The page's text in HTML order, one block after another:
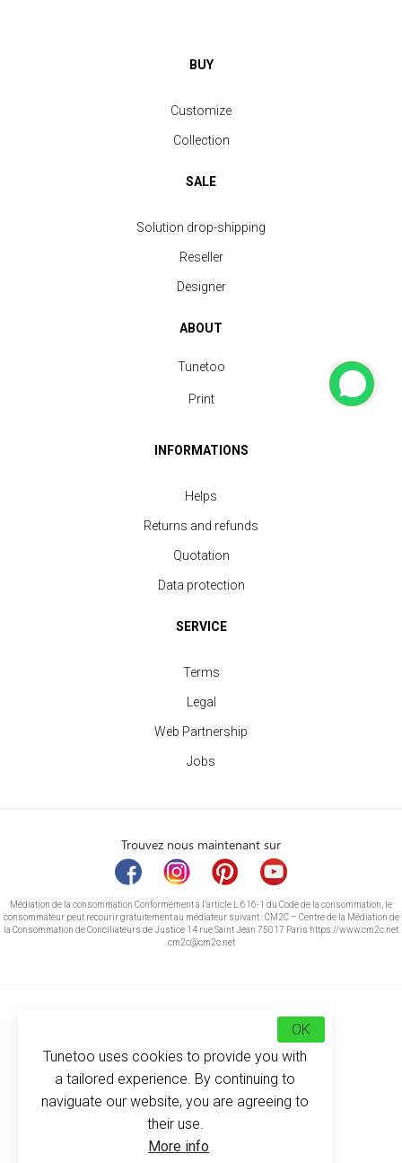
BUY
Customize
Collection
SALE
Solution drop-shipping
Reseller
Designer
ABOUT
Tunetoo
Print
INFORMATIONS
Helps
Returns and refunds
Quotation
Data protection
SERVICE
Terms
Legal
Web Partnership
Jobs
Trouvez nous maintenant sur
Médiation de la consommation Conformément à l’article L.616-1 du Code de la consommation, le
consommateur peut recourir gratuitement au médiateur suivant : CM2C – Centre de la Médiation de
la Consommation de Conciliateurs de Justice 14 rue Saint Jean 75017 Paris https://www.cm2c.net
cm2c@cm2c.net
© Copyright 2026
Tunetoo uses cookies to provide you with
a tailored experience. By continuing to
naviguate our website, you are agreeing to
their use.
More info
OK